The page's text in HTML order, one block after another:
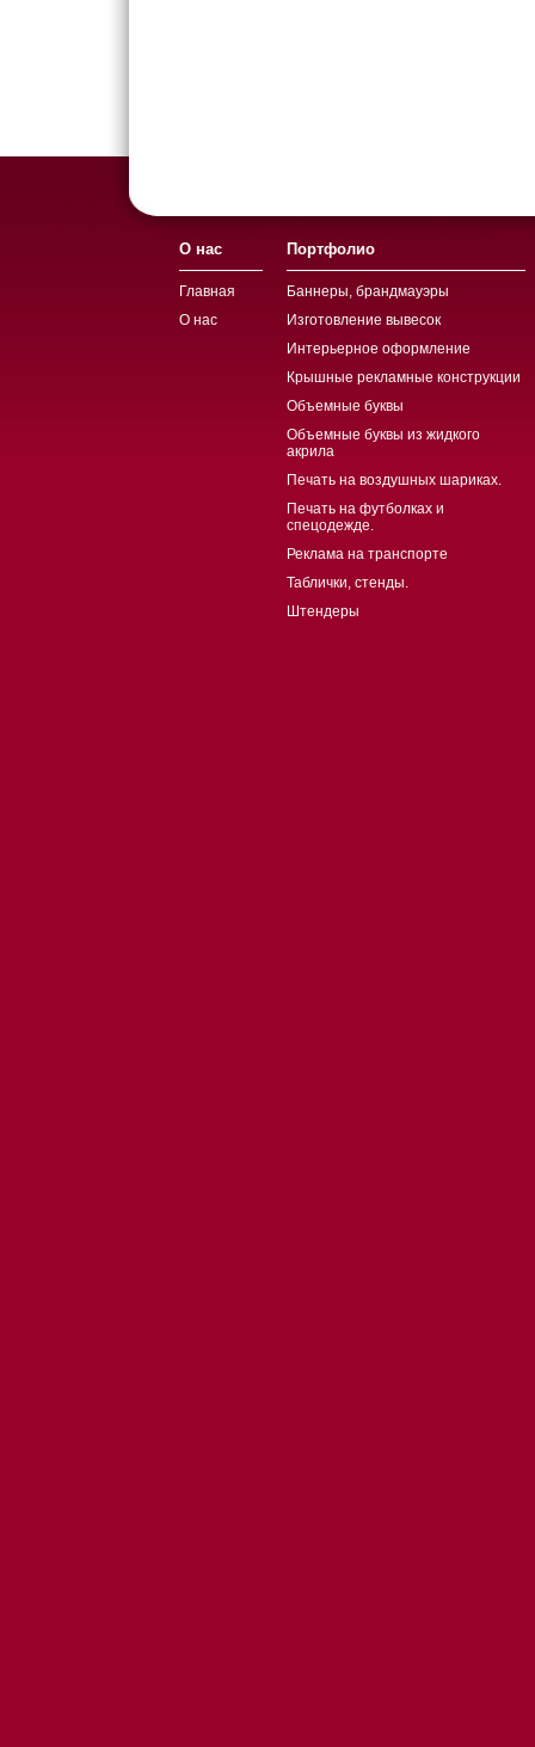
О нас
Главная
О нас
Портфолио
Баннеры, брандмауэры
Изготовление вывесок
Интерьерное оформление
Крышные рекламные конструкции
Объемные буквы
Объемные буквы из жидкого
акрила
Печать на воздушных шариках.
Печать на футболках и
спецодежде.
Реклама на транспорте
Таблички, стенды.
Штендеры